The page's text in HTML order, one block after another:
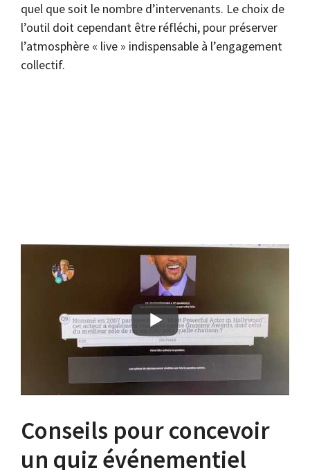
quel que soit le nombre d’intervenants. Le choix de
l’outil doit cependant être réfléchi, pour préserver
l’atmosphère « live » indispensable à l’engagement
collectif.
Conseils pour concevoir
un quiz événementiel